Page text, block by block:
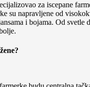
za iscepane
su napravljene od
i bojama. Od